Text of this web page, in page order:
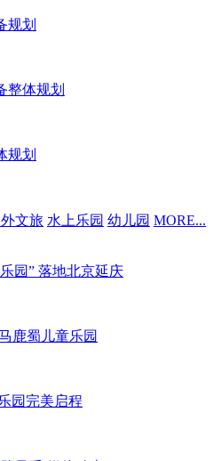
规划
整体规划
规划
外文旅 水上乐园 幼儿园 MORE...
园” 落地北京延庆
鹿蜀儿童乐园
园完美启程